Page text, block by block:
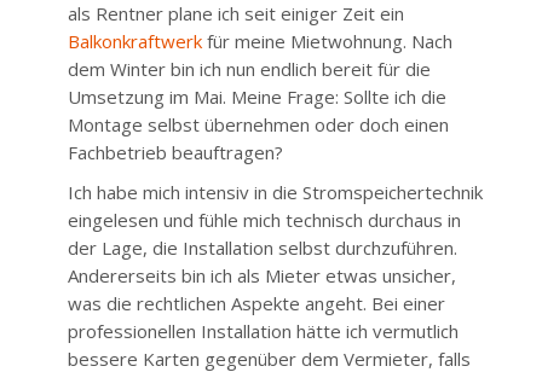
als Rentner plane ich seit einiger Zeit ein
Balkonkraftwerkfür meine Mietwohnung. Nach
dem Winter bin ich nun endlich bereit für die
Umsetzung im Mai. Meine Frage: Sollte ich die
Montage selbst übernehmen oder doch einen
Fachbetrieb beauftragen?
Ich habe mich intensiv in die Stromspeichertechnik
eingelesen und fühle mich technisch durchaus in
der Lage, die Installation selbst durchzuführen.
Andererseits bin ich als Mieter etwas unsicher,
was die rechtlichen Aspekte angeht. Bei einer
professionellen Installation hätte ich vermutlich
bessere Karten gegenüber dem Vermieter, falls